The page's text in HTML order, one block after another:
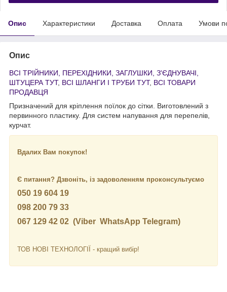
Опис Характеристики Доставка Оплата Умови
Опис
ВСІ ТРІЙНИКИ, ПЕРЕХІДНИКИ, ЗАГЛУШКИ, З'ЄДНУВАЧІ,
ШТУЦЕРА ТУТ, ВСІ ШЛАНГИ І ТРУБИ ТУТ, ВСІ ТОВАРИ
ПРОДАВЦЯ
Призначений для кріплення поїлок до сітки. Виготовлений з
первинного пластику. Для систем напування для перепелів,
курчат.
Вдалих Вам покупок!
Є питання? Дзвоніть, із задоволенням проконсультуємо
050 19 604 19
098 200 79 33
067 129 42 02 (Viber WhatsApp Telegram)
ТОВ НОВІ ТЕХНОЛОГІЇ - кращий вибір!